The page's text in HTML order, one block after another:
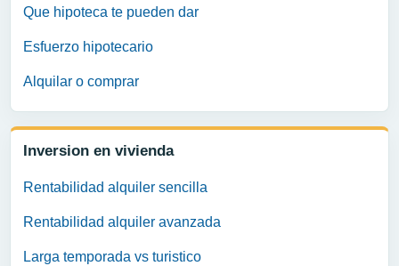
Que hipoteca te pueden dar
Esfuerzo hipotecario
Alquilar o comprar
Inversion en vivienda
Rentabilidad alquiler sencilla
Rentabilidad alquiler avanzada
Larga temporada vs turistico